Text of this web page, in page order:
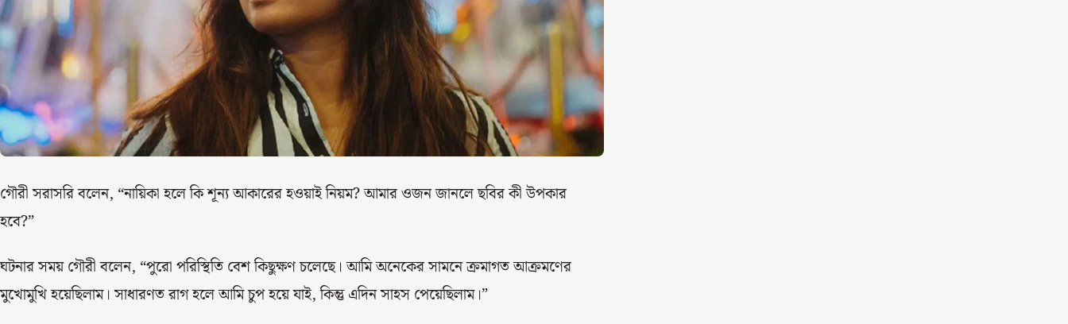
গৌরী সরাসরি বলেন, “নায়িকা হলে কি শূন্য আকারের হওয়াই নিয়ম? আমার ওজন জানলে ছবির কী উপকার
হবে?”
ঘটনার সময় গৌরী বলেন, “পুরো পরিস্থিতি বেশ কিছুক্ষণ চলেছে। আমি অনেকের সামনে ক্রমাগত আক্রমণের
মুখোমুখি হয়েছিলাম। সাধারণত রাগ হলে আমি চুপ হয়ে যাই, কিন্তু এদিন সাহস পেয়েছিলাম।”